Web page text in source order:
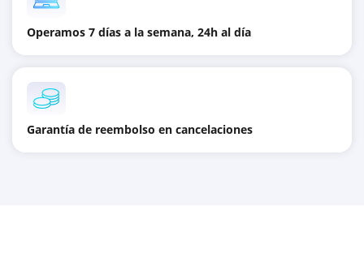
Operamos 7 días a la semana, 24h al día
Garantía de reembolso en cancelaciones